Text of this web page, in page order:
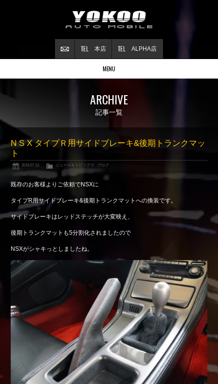
ALPHA店
本店
MENU
在庫情報
About NSX
NSXについて
Reflesh Plan
整備・修理・ カスタム例
Trade in
Blog
公式ブログ
Shop info.
Company
会社概要
ARCHIVE
記事一覧
N S X タイプＲ用サイドブレーキ&後期トランクマッ
ト
2019.07.13 ニュース＆トピックス , ブログ
既存のお客様よりご依頼でNSXに
タイプR用サイドブレーキ&後期トランクマットへの換装です。
サイドブレーキはレッドステッチが大変映え、
後期トランクマットも5分割化されましたので
NSXがシャキっとしましたね。